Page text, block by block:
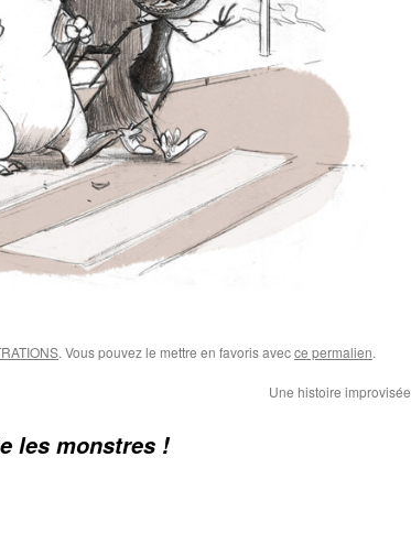
. Vous pouvez le mettre en favoris avecce permalien.
Une histoire improvisée
les monstres !